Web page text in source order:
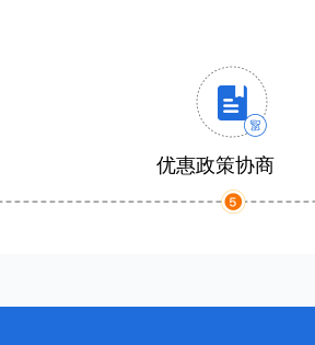
优惠政策协商